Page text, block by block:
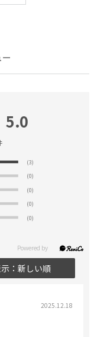
5.0
(3)
(0)
(0)
(0)
(0)
：新しい順
2025.12.18